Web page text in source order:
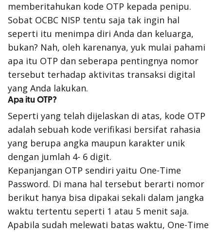
memberitahukan kode OTP kepada penipu.
Sobat OCBC NISP tentu saja tak ingin hal
seperti itu menimpa diri Anda dan keluarga,
bukan? Nah, oleh karenanya, yuk mulai pahami
apa itu OTP dan seberapa pentingnya nomor
tersebut terhadap aktivitas transaksi digital
yang Anda lakukan.
Apa itu OTP?
Seperti yang telah dijelaskan di atas, kode OTP
adalah sebuah kode verifikasi bersifat rahasia
yang berupa angka maupun karakter unik
dengan jumlah 4- 6 digit.
Kepanjangan OTP sendiri yaitu One-Time
Password. Di mana hal tersebut berarti nomor
berikut hanya bisa dipakai sekali dalam jangka
waktu tertentu seperti 1 atau 5 menit saja.
Apabila sudah melewati batas waktu, One-Time